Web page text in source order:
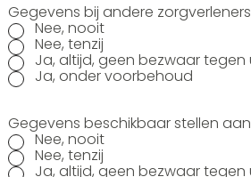
Gegevens bij andere
Nee, nooit
Nee, tenzij
Ja, altijd, geen bezwaar tegen
Ja, onder voorbehoud
Gegevens beschikbaar stellen
Nee, nooit
Nee, tenzij
Ja, altijd, geen bezwaar tegen